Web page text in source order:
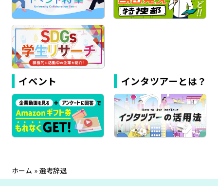
イベント インタツアーとは？
ホーム » 選考辞退